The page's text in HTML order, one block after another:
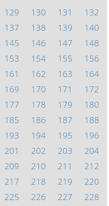
129 130 131
132
137 138 139
140
145 146 147
148
153 154 155
156
161 162 163
164
169 170 171
172
177 178 179
180
185 186 187
188
193 194 195
196
201 202 203
204
209 210 211
212
217 218 219
220
225 226 227
228